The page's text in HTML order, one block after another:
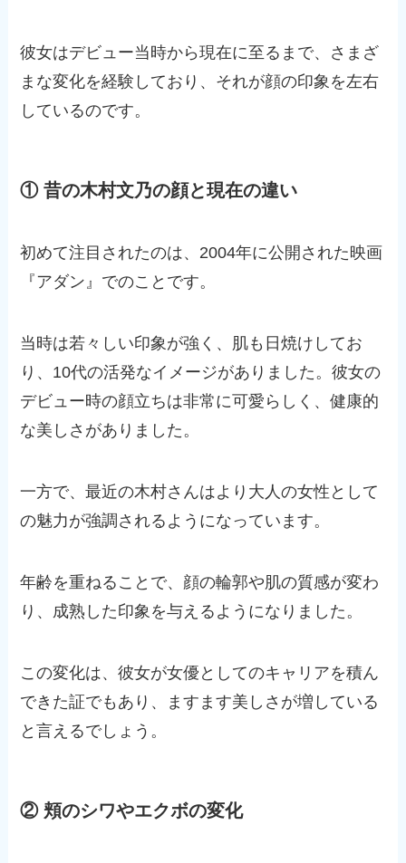
彼女はデビュー当時から現在に至るまで、さまざ
まな変化を経験しており、それが顔の印象を左右
しているのです。
① 昔の木村文乃の顔と現在の違い
初めて注目されたのは、2004年に公開された映画
『アダン』でのことです。
当時は若々しい印象が強く、肌も日焼けしてお
り、10代の活発なイメージがありました。彼女の
デビュー時の顔立ちは非常に可愛らしく、健康的
な美しさがありました。
一方で、最近の木村さんはより大人の女性として
の魅力が強調されるようになっています。
年齢を重ねることで、顔の輪郭や肌の質感が変わ
り、成熟した印象を与えるようになりました。
この変化は、彼女が女優としてのキャリアを積ん
できた証でもあり、ますます美しさが増している
と言えるでしょう​。
② 頬のシワやエクボの変化